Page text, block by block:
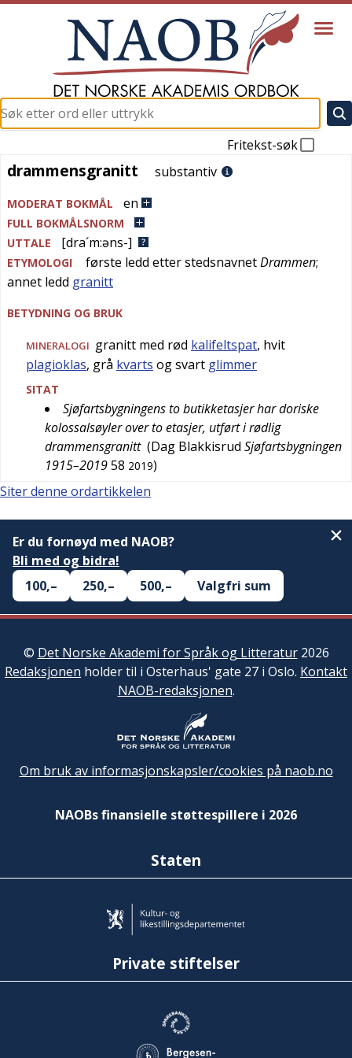
Fritekst-søk
drammensgranitt
drammensgranitt substantiv
MODERAT BOKMÅL en
FULL BOKMÅLSNORM
UTTALE
[dra´m:əns-]
ETYMOLOGI første ledd etter stedsnavnetDrammen;
annet ledd granitt
BETYDNING OG BRUK
MINERALOGI granitt med rød kalifeltspat, hvit
plagioklas, grå kvarts og svart glimmer
SITAT
Sjøfartsbygningens to butikketasjer har doriske
kolossalsøyler over to etasjer, utført i rødlig
drammensgranitt (Dag Blakkisrud Sjøfartsbygningen
1915–201958 2019)
Siter denne ordartikkelen
Er du fornøyd med NAOB?
Bli med og bidra!
100,–
250,– 500,– Valgfri sum
© Det Norske Akademi for Språk og Litteratur2026
Redaksjonen holder til i Osterhaus' gate 27 i Oslo. Kontakt
NAOB-redaksjonen.
Om bruk av informasjonskapsler/cookies på naob.no
NAOBs finansielle støttespillere i 2026
Staten
Private stiftelser